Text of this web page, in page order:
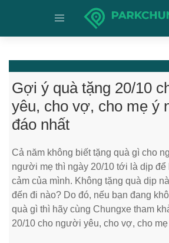
Gợi ý quà tặng 20/10
yêu, cho vợ, cho mẹ ý
đáo nhất
Cả năm không biết tặng quà gì cho
người mẹ thì ngày 20/10 tới là dịp để
cảm của mình. Không tặng quà dịp
đến đi nào? Do đó, nếu bạn đang
quà gì thì hãy cùng Chungxe tham
20/10 cho người yêu, cho vợ, cho